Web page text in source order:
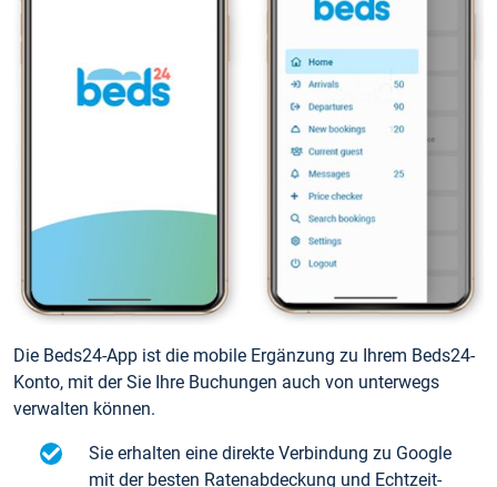
Die Beds24-App ist die mobile Ergänzung zu Ihrem Beds24-
Konto, mit der Sie Ihre Buchungen auch von unterwegs
verwalten können.
Sie erhalten eine direkte Verbindung zu Google
mit der besten Ratenabdeckung und Echtzeit-